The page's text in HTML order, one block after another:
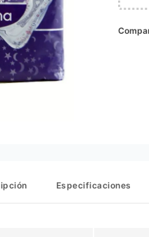
Especificaciones